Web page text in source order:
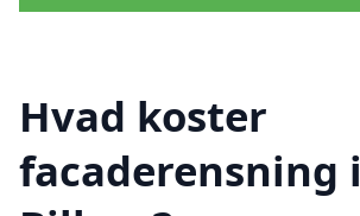
Hvad koster
facaderensning i